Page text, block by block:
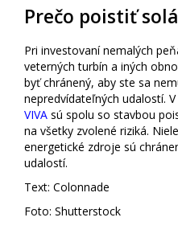
Prečo poistiť
Pri investovaní nemalých
veterných turbín a iných
byť chránený, aby ste sa
nepredvídateľných udalostí.
VIVA sú spolu so stavbou
na všetky zvolené riziká.
energetické zdroje sú
udalostí.
Text: Colonnade
Foto: Shutterstock